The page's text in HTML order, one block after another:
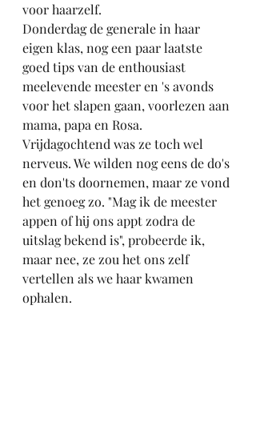
voor haarzelf.
Donderdag de generale in haar
eigen klas, nog een paar laatste
goed tips van de enthousiast
meelevende meester en 's avonds
voor het slapen gaan, voorlezen aan
mama, papa en Rosa.
Vrijdagochtend was ze toch wel
nerveus. We wilden nog eens de do's
en don'ts doornemen, maar ze vond
het genoeg zo. "Mag ik de meester
appen of hij ons appt zodra de
uitslag bekend is", probeerde ik,
maar nee, ze zou het ons zelf
vertellen als we haar kwamen
ophalen.